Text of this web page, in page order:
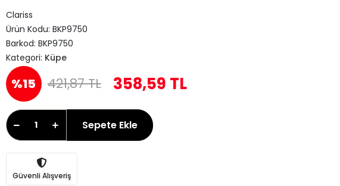
Clariss
Ürün Kodu: BKP9750
Barkod: BKP9750
Kategori: Küpe
%15 421,87 TL 358,59 TL
Sepete Ekle
Güvenli Alışveriş